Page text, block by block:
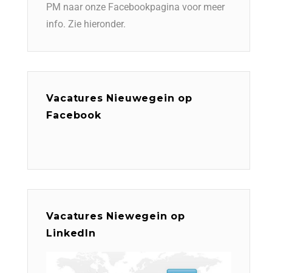
PM naar onze Facebookpagina voor meer
info. Zie hieronder.
Vacatures Nieuwegein op
Facebook
Vacatures Niewegein op
LinkedIn